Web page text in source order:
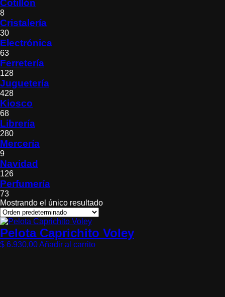
Cotillón
8
Cristalería
30
Electrónica
63
Ferretería
128
Juguetería
428
Kiosco
68
Librería
280
Mercería
9
Navidad
126
Perfumería
73
Mostrando el único resultado
Pelota Caprichito Voley
$ 6.930,00Añadir al carrito